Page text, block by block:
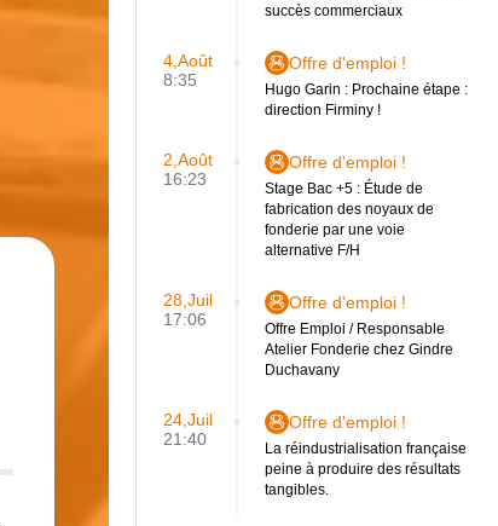
succès commerciaux
4,Août
8:35
Offre d'emploi !
Hugo Garin : Prochaine étape :
direction Firminy !
2,Août
16:23
Offre d'emploi !
Stage Bac +5 : Étude de
fabrication des noyaux de
fonderie par une voie
alternative F/H
28,Juil
17:06
Offre d'emploi !
Offre Emploi / Responsable
Atelier Fonderie chez Gindre
Duchavany
24,Juil
21:40
Offre d'emploi !
La réindustrialisation française
peine à produire des résultats
tangibles.